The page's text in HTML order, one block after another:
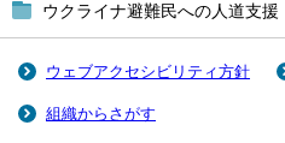
ウクライナ避難民への人道支援
ウェブアクセシビリティ方針
組織からさがす